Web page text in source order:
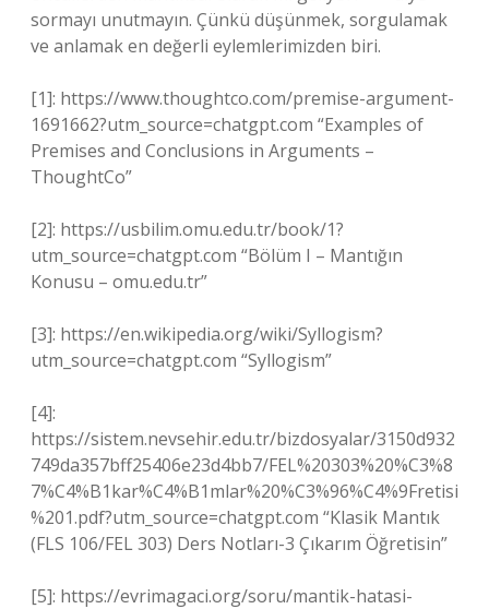
sormayı unutmayın. Çünkü düşünmek, sorgulamak
ve anlamak en değerli eylemlerimizden biri.
[1]: https://www.thoughtco.com/premise-argument-
1691662?utm_source=chatgpt.com “Examples of
Premises and Conclusions in Arguments –
ThoughtCo”
[2]: https://usbilim.omu.edu.tr/book/1?
utm_source=chatgpt.com “Bölüm I – Mantığın
Konusu – omu.edu.tr”
[3]: https://en.wikipedia.org/wiki/Syllogism?
utm_source=chatgpt.com “Syllogism”
[4]:
https://sistem.nevsehir.edu.tr/bizdosyalar/3150d932
749da357bff25406e23d4bb7/FEL%20303%20%C3%8
7%C4%B1kar%C4%B1mlar%20%C3%96%C4%9Fretisi
%201.pdf?utm_source=chatgpt.com “Klasik Mantık
(FLS 106/FEL 303) Ders Notları-3 Çıkarım Öğretisin”
[5]: https://evrimagaci.org/soru/mantik-hatasi-